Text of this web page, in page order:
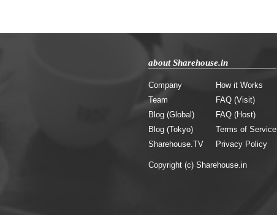
about Sharehouse.in
Company
Team
Blog (Global)
Blog (Tokyo)
Sharehouse.TV
How it Works
FAQ (Visit)
FAQ (Host)
Terms of Service
Privacy Policy
Copyright (c) Sharehouse.in